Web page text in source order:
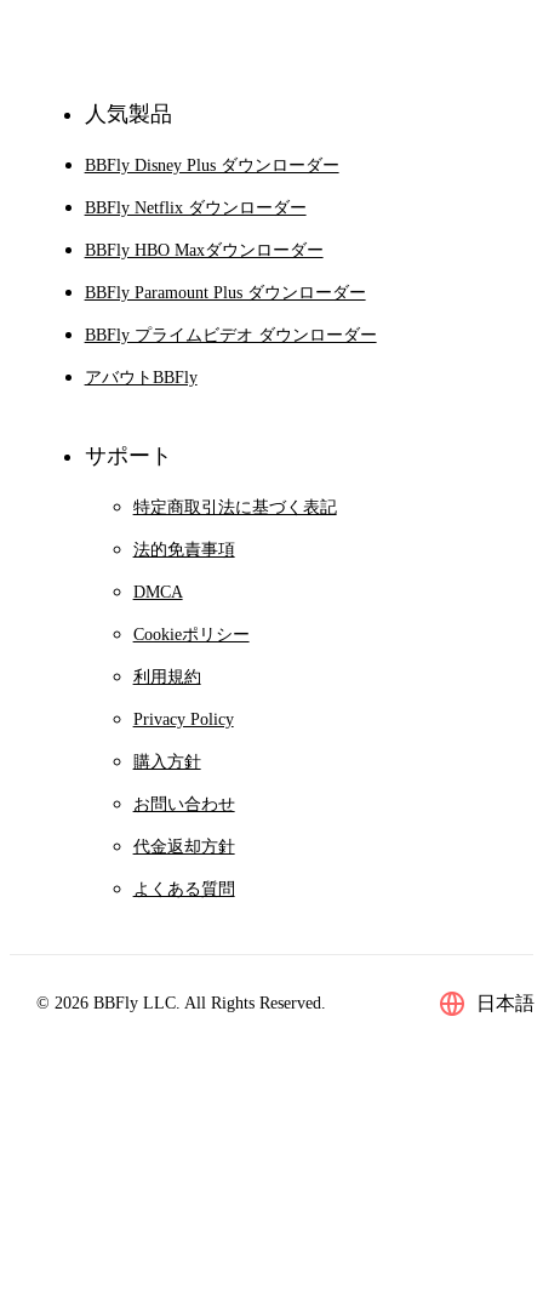
人気製品
BBFly Disney Plus ダウンローダー
BBFly Netflix ダウンローダー
BBFly HBO Maxダウンローダー
BBFly Paramount Plus ダウンローダー
BBFly プライムビデオ ダウンローダー
アバウトBBFly
サポート
特定商取引法に基づく表記
法的免責事項
DMCA
Cookieポリシー
利用規約
Privacy Policy
購入方針
お問い合わせ
代金返却方針
よくある質問
© 2026 BBFly LLC. All Rights Reserved. 日本語